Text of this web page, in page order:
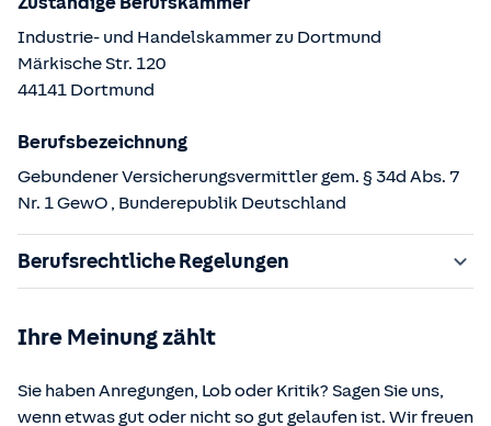
Industrie- und Handelskammer zu Dortmund
Märkische Str. 120
44141 Dortmund
Berufsbezeichnung
Gebundener Versicherungsvermittler gem. § 34d Abs. 7
Nr. 1 GewO , Bunderepublik Deutschland
Berufsrechtliche Regelungen
§§ 59 – 68 Gesetz über den Versicherungsvertrag
§ 48b Versicherungsaufsichtsgesetz (VAG)
Ihre Meinung zählt
Sie haben Anregungen, Lob oder Kritik? Sagen Sie uns,
wenn etwas gut oder nicht so gut gelaufen ist. Wir freuen